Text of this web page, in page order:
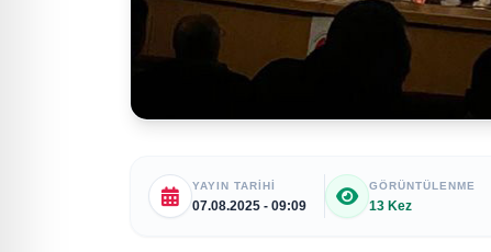
YAYIN TARIHI
07.08.2025 - 09:09
GÖRÜNTÜLENME
13 Kez